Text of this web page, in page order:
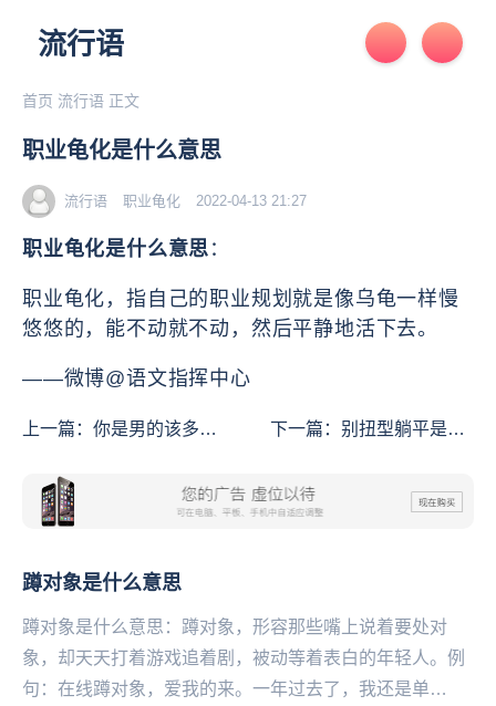
流行语
首页 流行语 正文
职业龟化是什么意思
流行语 职业龟化 2022-04-13 21:27
职业龟化是什么意思 ：
职业龟化，指自己的职业规划就是像乌龟一样慢
悠悠的，能不动就不动，然后平静地活下去。
——微博@语文指挥中心
上一篇： 你是男的该多好
下一篇：别扭型躺平是什
蹲对象是什么意思
蹲对象是什么意思：蹲对象，形容那些嘴上说着要处对
象，却天天打着游戏追着剧，被动等着表白的年轻人。例
句：在线蹲对象，爱我的来。一年过去了，我还是单